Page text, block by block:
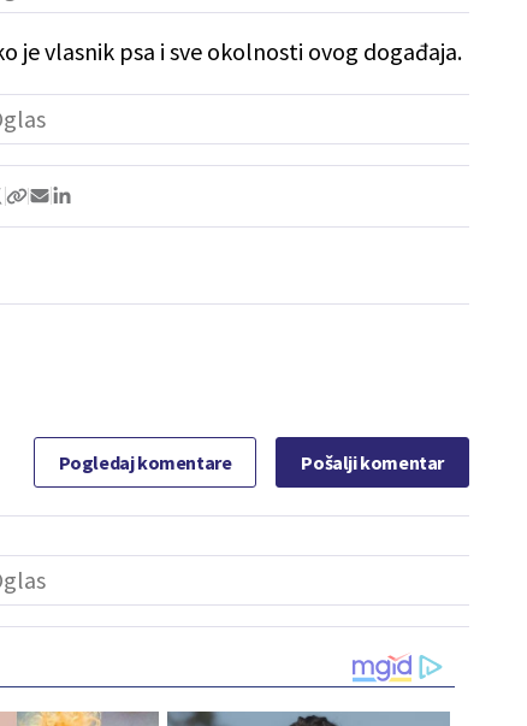
je vlasnik psa i sve okolnosti ovog događaja.
Pogledaj komentare Pošalji komentar